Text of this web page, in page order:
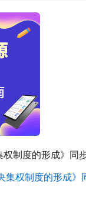
制度的形成》同
集权制度的形成》